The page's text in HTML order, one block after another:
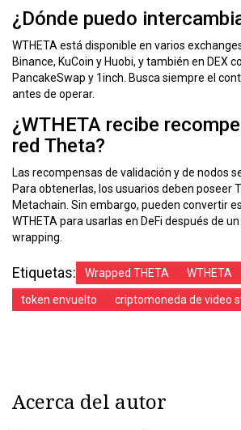
¿Dónde puedo
WTHETA está disponible en varios
Binance, KuCoin y Huobi, y también en DEX
PancakeSwap y 1inch. Busca siempre el
antes de operar.
¿WTHETA recibe
red Theta?
Las recompensas de validación y de nodos
Para obtenerlas, los usuarios deben poseer
Metachain. Sin embargo, pueden convertir
WTHETA para usarlas en DeFi después de
wrapping.
Etiquetas: Wrapped THETA WTHETA
token envuelto criptomoneda de video
Acerca del autor